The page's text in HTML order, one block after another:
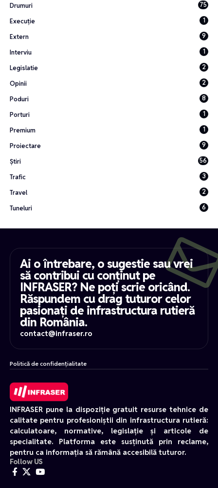
Drumuri
75
Execuție
1
Extern
9
Interviu
1
Legislatie
2
Opinii
2
Poduri
8
Porturi
1
Premium
1
Proiectare
9
Știri
56
Trafic
3
Travel
2
Tuneluri
6
INFRASER pune la dispoziție gratuit resurse tehnice de
calitate pentru profesioniștii din infrastructura rutieră:
calculatoare, normative, legislație și articole de
specialitate. Platforma este susținută prin reclame,
pentru ca informația să rămână accesibilă tuturor.
Follow US
Ai o întrebare, o sugestie sau vrei
să contribui cu conținut pe
INFRASER? Ne poți scrie oricând.
Răspundem cu drag tuturor celor
pasionați de infrastructura rutieră
din România.
contact@infraser.ro
Politică de confidențialitate